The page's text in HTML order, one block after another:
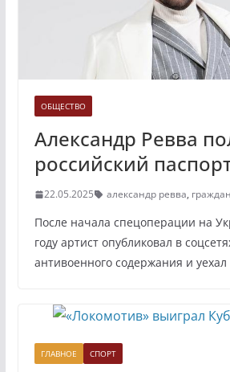
ОБЩЕСТВО
Александр Ревва
российский
22.05.2025 александр ревва,
После начала спецоперации на
году артист опубликовал в
антивоенного содержания и
ГЛАВНОЕ СПОРТ